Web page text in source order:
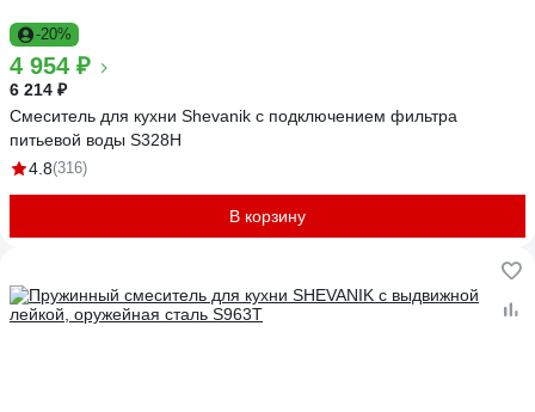
-20%
4 954 ₽
6 214 ₽
Смеситель для кухни Shevanik с подключением фильтра
питьевой воды S328H
4.8(316)
В корзину